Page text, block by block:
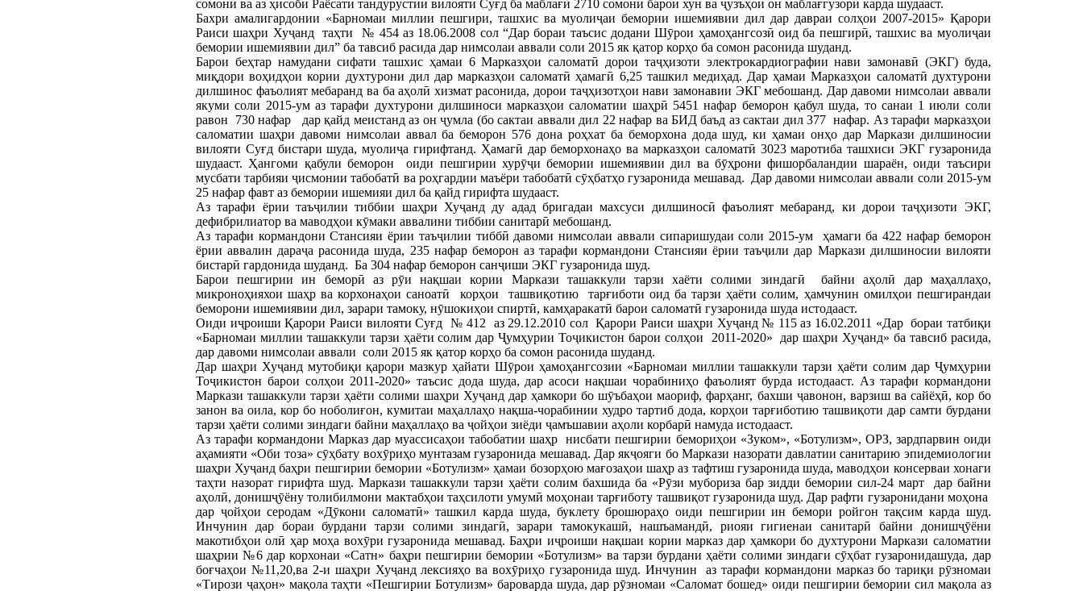
сомонӣ ва аз ҳисоби Раёсати тандурустии вилояти Суғд ба маблағӣ 2710 сомонӣ барои хун ва ҷузъҳои он маблағгузорӣ карда шудааст.
Бахри амалигардонии «Барномаи миллии пешгири, ташхис ва муолиҷаи бемории ишемиявии дил дар давраи солҳои 2007-2015» Қарори
Раиси шаҳри Хуҷанд таҳти № 454 аз 18.06.2008 сол “Дар бораи таъсис додани Шӯрои ҳамоҳангсозӣ оид ба пешгирӣ, ташхис ва муолиҷаи
бемории ишемиявии дил” ба тавсиб расида дар нимсолаи аввали соли 2015 як қатор корҳо ба сомон расонида шуданд.
Барои беҳтар намудани сифати ташхис ҳамаи 6 Марказҳои саломатӣ дорои таҷҳизоти электрокардиографии нави замонавӣ (ЭКГ) буда,
миқдори воҳидҳои кории духтурони дил дар марказҳои саломатӣ ҳамагӣ 6,25 ташкил медиҳад. Дар ҳамаи Марказҳои саломатӣ духтурони
дилшинос фаъолият мебаранд ва ба аҳолӣ хизмат расонида, дорои таҷҳизотҳои нави замонавии ЭКГ мебошанд. Дар давоми нимсолаи аввали
якуми соли 2015-ум аз тарафи духтурони дилшиноси марказҳои саломатии шаҳрӣ 5451 нафар беморон қабул шуда, то санаи 1 июли соли
равон 730 нафар дар қайд меистанд аз он ҷумла (бо сактаи аввали дил 22 нафар ва БИД баъд аз сактаи дил 377 нафар. Аз тарафи марказҳои
саломатии шаҳри давоми нимсолаи аввал ба беморон 576 дона роҳхат ба беморхона дода шуд, ки ҳамаи онҳо дар Маркази дилшиносии
вилояти Суғд бистари шуда, муолиҷа гирифтанд. Ҳамагӣ дар беморхонаҳо ва марказҳои саломатӣ 3023 маротиба ташхиси ЭКГ гузаронида
шудааст. Ҳангоми қабули беморон оиди пешгирии хурӯҷи бемории ишемиявии дил ва бӯҳрони фишорбаландии шараён, оиди таъсири
мусбати тарбияи ҷисмонии табобатӣ ва роҳгардии маъёри табобатӣ сӯҳбатҳо гузаронида мешавад. Дар давоми нимсолаи аввали соли 2015-ум
25 нафар фавт аз бемории ишемияи дил ба қайд гирифта шудааст.
Аз тарафи ёрии таъҷилии тиббии шаҳри Хуҷанд ду адад бригадаи махсуси дилшиносӣ фаъолият мебаранд, ки дорои таҷҳизоти ЭКГ,
дефибрилиатор ва маводҳои кӯмаки аввалини тиббии санитарӣ мебошанд.
Аз тарафи кормандони Стансияи ёрии таъҷилии тиббӣ давоми нимсолаи аввали сипаришудаи соли 2015-ум ҳамаги ба 422 нафар беморон
ёрии аввалин дараҷа расонида шуда, 235 нафар беморон аз тарафи кормандони Стансияи ёрии таъҷили дар Маркази дилшиносии вилояти
бистарӣ гардонида шуданд. Ба 304 нафар беморон санҷиши ЭКГ гузаронида шуд.
Барои пешгирии ин беморӣ аз рӯи нақшаи кории Маркази ташаккули тарзи хаёти солими зиндагӣ байни аҳолӣ дар маҳаллаҳо,
микроноҳияхои шаҳр ва корхонаҳои саноатӣ корҳои ташвиқотию тарғиботи оид ба тарзи ҳаёти солим, ҳамчунин омилҳои пешгирандаи
беморони ишемиявии дил, зарари тамоку, нӯшокиҳои спиртӣ, камҳаракатӣ барои саломатӣ гузаронида шуда истодааст.
Оиди иҷроиши Қарори Раиси вилояти Суғд № 412 аз 29.12.2010 сол Қарори Раиси шаҳри Хуҷанд № 115 аз 16.02.2011 «Дар бораи татбиқи
«Барномаи миллии ташаккули тарзи ҳаёти солим дар Ҷумҳурии Тоҷикистон барои солҳои 2011-2020» дар шаҳри Хуҷанд» ба тавсиб расида,
дар давоми нимсолаи аввали соли 2015 як қатор корҳо ба сомон расонида шуданд.
Дар шаҳри Хуҷанд мутобиқи қарори мазкур ҳайати Шӯрои ҳамоҳангсозии «Барномаи миллии ташаккули тарзи ҳаёти солим дар Ҷумҳурии
Тоҷикистон барои солҳои 2011-2020» таъсис дода шуда, дар асоси нақшаи чорабиниҳо фаъолият бурда истодааст. Аз тарафи кормандони
Маркази ташаккули тарзи ҳаёти солими шаҳри Хуҷанд дар ҳамкори бо шӯъбаҳои маориф, фарҳанг, бахши ҷавонон, варзиш ва сайёҳӣ, кор бо
занон ва оила, кор бо ноболиғон, кумитаи маҳаллаҳо нақша-чорабинии худро тартиб дода, корҳои тарғиботию ташвиқоти дар самти бурдани
тарзи ҳаёти солими зиндаги байни маҳаллаҳо ва ҷойҳои зиёди ҷамъшавии аҳоли корбарӣ намуда истодааст.
Аз тарафи кормандони Марказ дар муассисаҳои табобатии шаҳр нисбати пешгирии бемориҳои «Зуком», «Ботулизм», ОРЗ, зардпарвин оиди
аҳамияти «Оби тоза» сӯҳбату вохӯриҳо мунтазам гузаронида мешавад. Дар якҷояги бо Маркази назорати давлатии санитарию эпидемиологии
шаҳри Хуҷанд баҳри пешгирии бемории «Ботулизм» ҳамаи бозорҳою мағозаҳои шаҳр аз тафтиш гузаронида шуда, маводҳои консерваи хонаги
таҳти назорат гирифта шуд. Маркази ташаккули тарзи ҳаёти солим бахшида ба «Рӯзи мубориза бар зидди бемории сил-24 март дар байни
аҳолӣ, донишҷӯёну толибилмони мактабҳои таҳсилоти умумӣ моҳонаи тарғиботу ташвиқот гузаронида шуд. Дар рафти гузаронидани моҳона
дар ҷойҳои серодам «Дӯкони саломатӣ» ташкил карда шуда, буклету брошюраҳо оиди пешгирии ин бемори ройгон тақсим карда шуд.
Инчунин дар бораи бурдани тарзи солими зиндагӣ, зарари тамокукашӣ, нашъамандӣ, риояи гигиенаи санитарӣ байни донишҷӯёни
макотибҳои олӣ ҳар моҳа вохӯри гузаронида мешавад. Баҳри иҷроиши нақшаи кории марказ дар ҳамкори бо духтурони Маркази саломатии
шаҳрии №6 дар корхонаи «Сатн» баҳри пешгирии бемории «Ботулизм» ва тарзи бурдани ҳаёти солими зиндаги сӯҳбат гузаронидашуда, дар
боғчаҳои №11,20,ва 2-и шаҳри Хуҷанд лексияҳо ва вохӯриҳо гузаронида шуд. Инчунин аз тарафи кормандони марказ бо тариқи рӯзномаи
«Тирози ҷаҳон» мақола таҳти «Пешгирии Ботулизм» бароварда шуда, дар рӯзномаи «Саломат бошед» оиди пешгирии бемории сил мақола аз